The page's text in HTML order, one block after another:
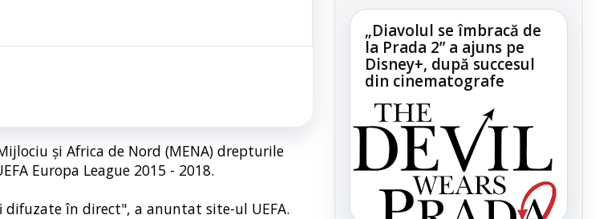
și Africa de Nord (MENA) drepturile
Europa League 2015 - 2018.
difuzate în direct", a anuntat site-ul UEFA.
„Diavolul se îmbracă de
la Prada 2” a ajuns pe
Disney+, după succesul
din cinematografe